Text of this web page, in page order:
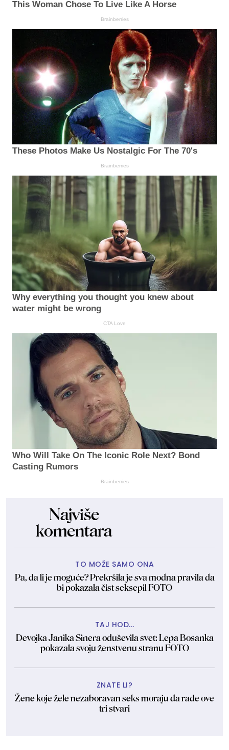
This Woman Chose To Live Like A Horse
Brainberries
These Photos Make Us Nostalgic For The 70's
Brainberries
Why everything you thought you knew about
water might be wrong
CTA Love
Who Will Take On The Iconic Role Next? Bond
Casting Rumors
Brainberries
Najviše
komentara
TO MOŽE SAMO ONA
Pa, da li je moguće? Prekršila je sva modna pravila da
bi pokazala čist seksepil FOTO
TAJ HOD...
Devojka Janika Sinera oduševila svet: Lepa Bosanka
pokazala svoju ženstvenu stranu FOTO
ZNATE LI?
Žene koje žele nezaboravan seks moraju da rade ove
tri stvari